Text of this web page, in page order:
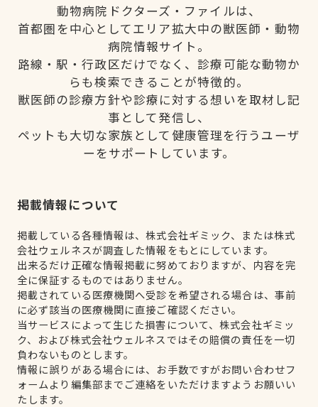
動物病院ドクターズ・ファイルは、
首都圏を中心としてエリア拡大中の獣医師・動物
病院情報サイト。
路線・駅・行政区だけでなく、診療可能な動物か
らも検索できることが特徴的。
獣医師の診療方針や診療に対する想いを取材し記
事として発信し、
ペットも大切な家族として健康管理を行うユーザ
ーをサポートしています。
掲載情報について
掲載している各種情報は、株式会社ギミック、または株式
会社ウェルネスが調査した情報をもとにしています。
出来るだけ正確な情報掲載に努めておりますが、内容を完
全に保証するものではありません。
掲載されている医療機関へ受診を希望される場合は、事前
に必ず該当の医療機関に直接ご確認ください。
当サービスによって生じた損害について、株式会社ギミッ
ク、および株式会社ウェルネスではその賠償の責任を一切
負わないものとします。
情報に誤りがある場合には、お手数ですがお問い合わせフ
ォームより編集部までご連絡をいただけますようお願いい
たします。